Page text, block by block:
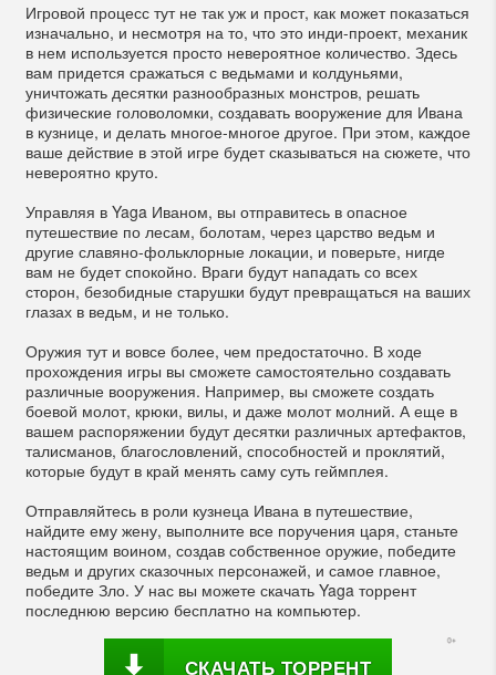
Игровой процесс тут не так уж и прост, как может показаться
изначально, и несмотря на то, что это инди-проект, механик
в нем используется просто невероятное количество. Здесь
вам придется сражаться с ведьмами и колдуньями,
уничтожать десятки разнообразных монстров, решать
физические головоломки, создавать вооружение для Ивана
в кузнице, и делать многое-многое другое. При этом, каждое
ваше действие в этой игре будет сказываться на сюжете, что
невероятно круто.
Управляя в Yaga Иваном, вы отправитесь в опасное
путешествие по лесам, болотам, через царство ведьм и
другие славяно-фольклорные локации, и поверьте, нигде
вам не будет спокойно. Враги будут нападать со всех
сторон, безобидные старушки будут превращаться на ваших
глазах в ведьм, и не только.
Оружия тут и вовсе более, чем предостаточно. В ходе
прохождения игры вы сможете самостоятельно создавать
различные вооружения. Например, вы сможете создать
боевой молот, крюки, вилы, и даже молот молний. А еще в
вашем распоряжении будут десятки различных артефактов,
талисманов, благословлений, способностей и проклятий,
которые будут в край менять саму суть геймплея.
Отправляйтесь в роли кузнеца Ивана в путешествие,
найдите ему жену, выполните все поручения царя, станьте
настоящим воином, создав собственное оружие, победите
ведьм и других сказочных персонажей, и самое главное,
победите Зло. У нас вы можете скачать Yaga торрент
последнюю версию бесплатно на компьютер.
СКАЧАТЬ ТОРРЕНТ